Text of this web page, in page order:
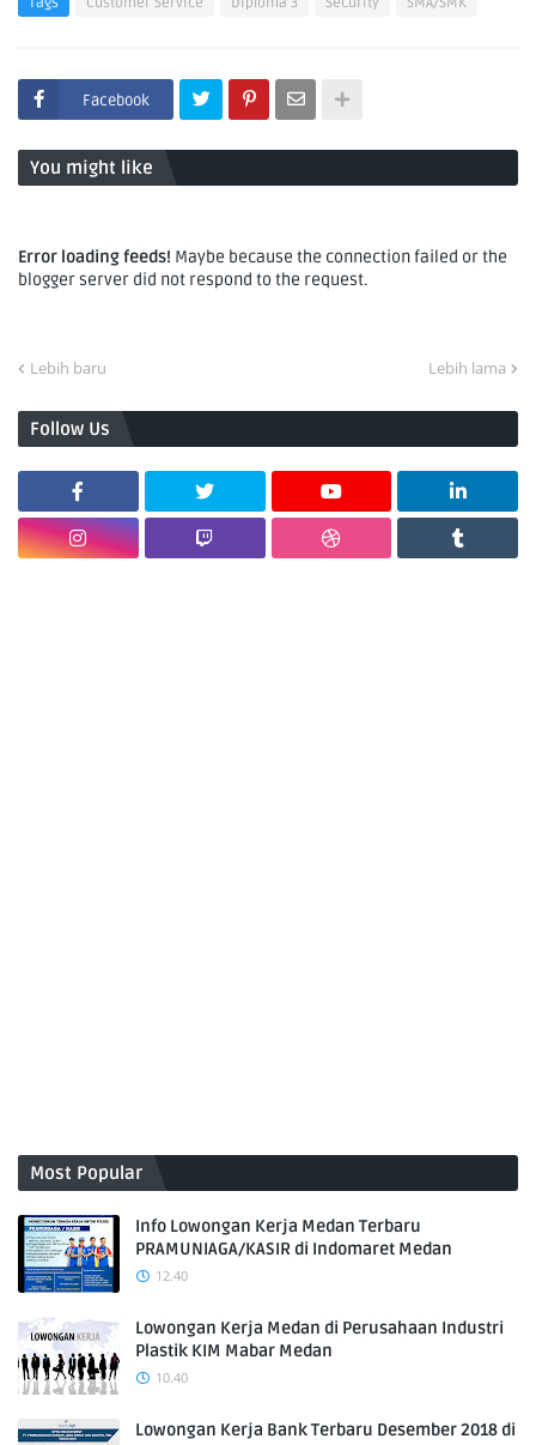
Facebook
You might like
Error loading feeds! Maybe because the connection failed or the
blogger server did not respond to the request.
Lebih baru Lebih lama
Follow Us
Most Popular
Info Lowongan Kerja Medan Terbaru
PRAMUNIAGA/KASIR di Indomaret Medan
12.40
Lowongan Kerja Medan di Perusahaan Industri
Plastik KIM Mabar Medan
10.40
Lowongan Kerja Bank Terbaru Desember 2018 di